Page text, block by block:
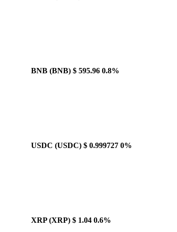
BNB (BNB) $ 595.96 0.8%
USDC (USDC) $ 0.999727 0%
XRP(XRP) $ 1.04 0.6%